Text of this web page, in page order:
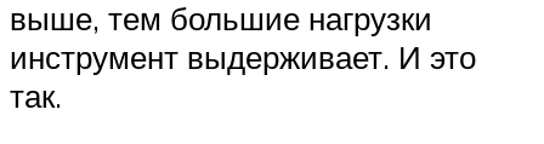
выше, тем большие нагрузки
инструмент выдерживает. И это
так.